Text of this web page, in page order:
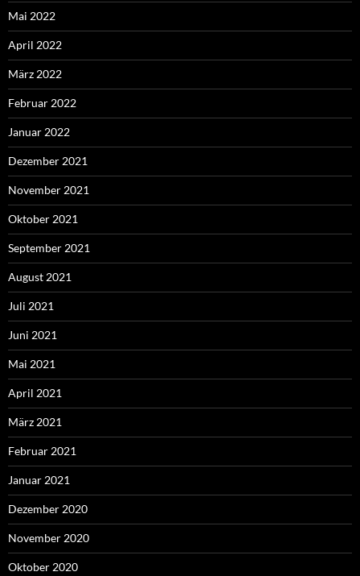
Mai 2022
April 2022
März 2022
Februar 2022
Januar 2022
Dezember 2021
November 2021
Oktober 2021
September 2021
August 2021
Juli 2021
Juni 2021
Mai 2021
April 2021
März 2021
Februar 2021
Januar 2021
Dezember 2020
November 2020
Oktober 2020